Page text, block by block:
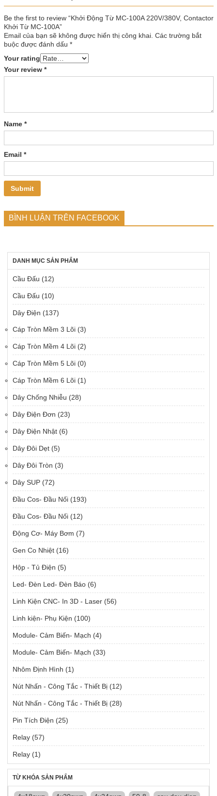
Be the first to review “Khởi Động Từ MC-100A 220V/380V, Contactor
Khởi Từ MC-100A”
Email của bạn sẽ không được hiển thị công khai. Các trường bắt
buộc được đánh dấu *
Your rating
Your review *
Name *
Email *
BÌNH LUẬN TRÊN FACEBOOK
DANH MỤC SẢN PHẨM
Cầu Đấu (12)
Cầu Đấu (10)
Dây Điện (137)
Cáp Tròn Mềm 3 Lõi (3)
Cáp Tròn Mềm 4 Lõi (2)
Cáp Tròn Mềm 5 Lõi (0)
Cáp Tròn Mềm 6 Lõi (1)
Dây Chống Nhiễu (28)
Dây Điện Đơn (23)
Dây Điện Nhật (6)
Dây Đôi Dẹt (5)
Dây Đôi Tròn (3)
Dây SUP (72)
Đầu Cos- Đầu Nối (193)
Đầu Cos- Đầu Nối (12)
Động Cơ- Máy Bơm (7)
Gen Co Nhiệt (16)
Hộp - Tủ Điện (5)
Led- Đèn Led- Đèn Báo (6)
Linh Kiện CNC- In 3D - Laser (56)
Linh kiện- Phụ Kiện (100)
Module- Cảm Biến- Mạch (4)
Module- Cảm Biến- Mạch (33)
Nhôm Định Hình (1)
Nút Nhấn - Công Tắc - Thiết Bị (12)
Nút Nhấn - Công Tắc - Thiết Bị (28)
Pin Tích Điện (25)
Relay (57)
Relay (1)
TỪ KHÓA SẢN PHẨM